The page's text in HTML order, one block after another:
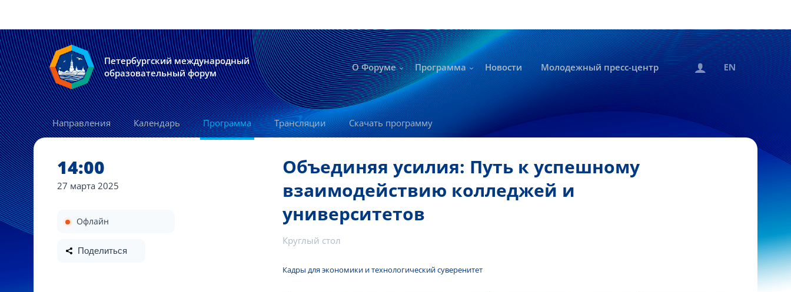
Петербургский международный
образовательный форум
О Форуме Программа Новости Молодежный пресс-центр
Направления Календарь Программа Трансляции Скачать программу
14:00
27 марта 2025
Офлайн
Поделиться
Объединяя усилия: Путь к успешному
взаимодействию колледжей и
университетов
Круглый стол
Кадры для экономики и технологический суверенитет